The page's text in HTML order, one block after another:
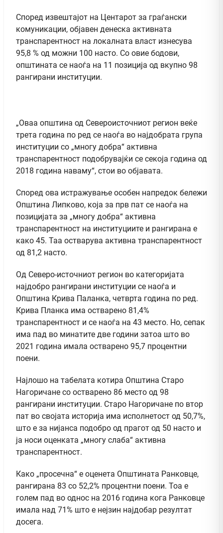
Според извештајот на Центарот за граѓански
комуникации, објавен денеска активната
транспарентност на локалната власт изнесува
95,8 % од можни 100 насто. Со овие бодови,
општината се наоѓа на 11 позиција од вкупно 98
рангирани институции.
„Оваа општина од Североисточниот регион веќе
трета година по ред се наоѓа во најдобрата група
институции со „многу добра“ активна
транспарентност подобрувајќи се секоја година од
2018 година наваму“, стои во објавата.
Според ова истражување особен напредок бележи
Општина Липково, која за прв пат се наоѓа на
позицијата за „многу добра“ активна
транспарентност на институциите и рангирана е
како 45. Таа остварува активна транспарентност
од 81,2 насто.
Од Северо-источниот регион во категоријата
најдобро рангирани институции се наоѓа и
Општина Крива Паланка, четврта година по ред.
Крива Планка има остварено 81,4%
транспарентност и се наоѓа на 43 место. Но, сепак
има пад во минатите две години затоа што во
2021 година имала остварено 95,7 процентни
поени.
Најлошо на табелата котира Општина Старо
Нагоричане со остварено 86 место од 98
рангирани институции. Старо Нагоричане по втор
пат во својата историја има исполнетост од 50,7%,
што е за нијанса подобро од прагот од 50 насто и
ја носи оценката „многу слаба“ активна
транспарентност.
Како „просечна“ е оценета Општината Ранковце,
рангирана 83 со 52,2% процентни поени. Тоа е
голем пад во однос на 2016 година кога Ранковце
имала над 71% што е нејзин најдобар резултат
досега.